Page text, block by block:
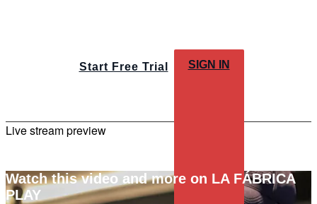
Start Free Trial SIGN IN
Live stream preview
Watch this video and more on LA FÁBRICA
PLAY